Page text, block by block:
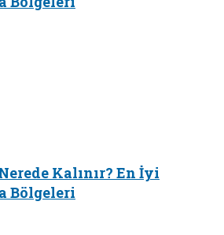
Kalınır? En İyi
Bölgeleri